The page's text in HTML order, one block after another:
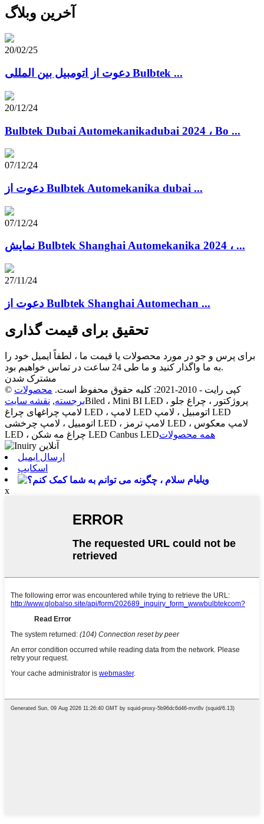
آخرین وبلاگ
20/02/25
دعوت از اتومبیل بین المللی Bulbtek ...
20/12/24
Bulbtek Dubai Automekanikadubai 2024 ، Bo ...
07/12/24
دعوت از Bulbtek Automekanika dubai ...
07/12/24
نمایش Bulbtek Shanghai Automekanika 2024 ، ...
27/11/24
دعوت از Bulbtek Shanghai Automechan ...
تحقیق برای قیمت گذاری
برای پرس و جو در مورد محصولات یا قیمت ما ، لطفاً ایمیل خود را
به ما واگذار کنید و ما طی 24 ساعت در تماس خواهیم بود.
مشترک شدن
© کپی رایت - 2010-2021: کلیه حقوق محفوظ است.
محصولات
برجسته, نقشه سایت
Biled ، Mini BI LED پروژکتور ، چراغ جلو ،
لامپ چراغهای چراغ LED ، لامپ LED اتومبیل ، لامپ LED
اتومبیل ، لامپ چرخشی LED ، لامپ ترمز LED ، لامپ معکوس
LED ، چراغ مه شکن LED Canbus LEDهمه محصولات
ارسال ایمیل
اسکایپ
ویلیام
x